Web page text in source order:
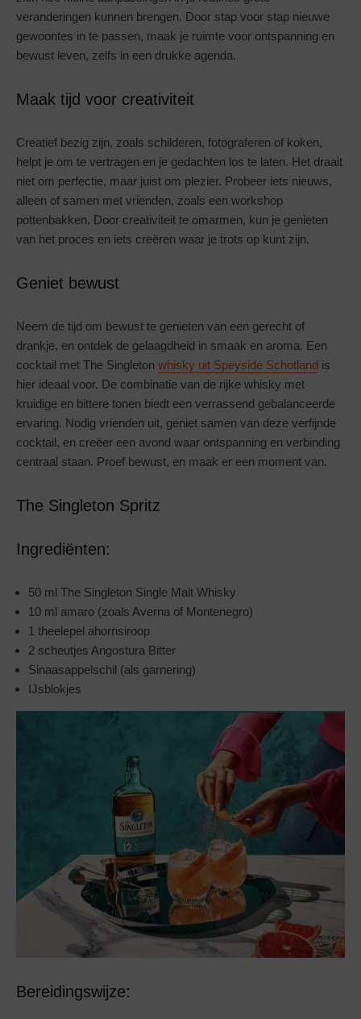
veranderingen kunnen brengen. Door stap voor stap nieuwe
gewoontes in te passen, maak je ruimte voor ontspanning en
bewust leven, zelfs in een drukke agenda.
Maak tijd voor creativiteit
Creatief bezig zijn, zoals schilderen, fotograferen of koken,
helpt je om te vertragen en je gedachten los te laten. Het draait
niet om perfectie, maar juist om plezier. Probeer iets nieuws,
alleen of samen met vrienden, zoals een workshop
pottenbakken. Door creativiteit te omarmen, kun je genieten
van het proces en iets creëren waar je trots op kunt zijn.
Geniet bewust
Neem de tijd om bewust te genieten van een gerecht of
drankje, en ontdek de gelaagdheid in smaak en aroma. Een
cocktail met The Singleton whisky uit Speyside Schotland is
hier ideaal voor. De combinatie van de rijke whisky met
kruidige en bittere tonen biedt een verrassend gebalanceerde
ervaring. Nodig vrienden uit, geniet samen van deze verfijnde
cocktail, en creëer een avond waar ontspanning en verbinding
centraal staan. Proef bewust, en maak er een moment van.
The Singleton Spritz
Ingrediënten:
50 ml The Singleton Single Malt Whisky
10 ml amaro (zoals Averna of Montenegro)
1 theelepel ahornsiroop
2 scheutjes Angostura Bitter
Sinaasappelschil (als garnering)
IJsblokjes
Bereidingswijze: